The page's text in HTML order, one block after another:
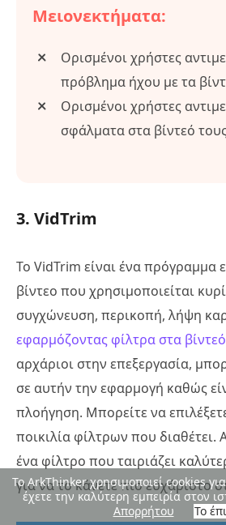
Μειονεκτήματα:
Ορισμένοι χρήστες
πρόβλημα ήχου με τα
Ορισμένοι χρήστες
σφάλματα στα βίντεό
3. VidTrim
Το VidTrim είναι ένα πρόγραμμα
βίντεο που χρησιμοποιείται
συγχώνευση, περικοπή, λήψη
εφαρμόζοντας φίλτρα στα
αρχάριοι στην επεξεργασία,
σε αυτήν την εφαρμογή καθώς
πλοήγηση. Μπορείτε να
ποικιλία φίλτρων που
ένα φίλτρο που ταιριάζει
για να το κάνετε πιο ευχάριστο
Το ArkThinker χρησιμοποιεί cookies
έχετε την καλύτερη εμπειρία στον
Απορρήτου
Το